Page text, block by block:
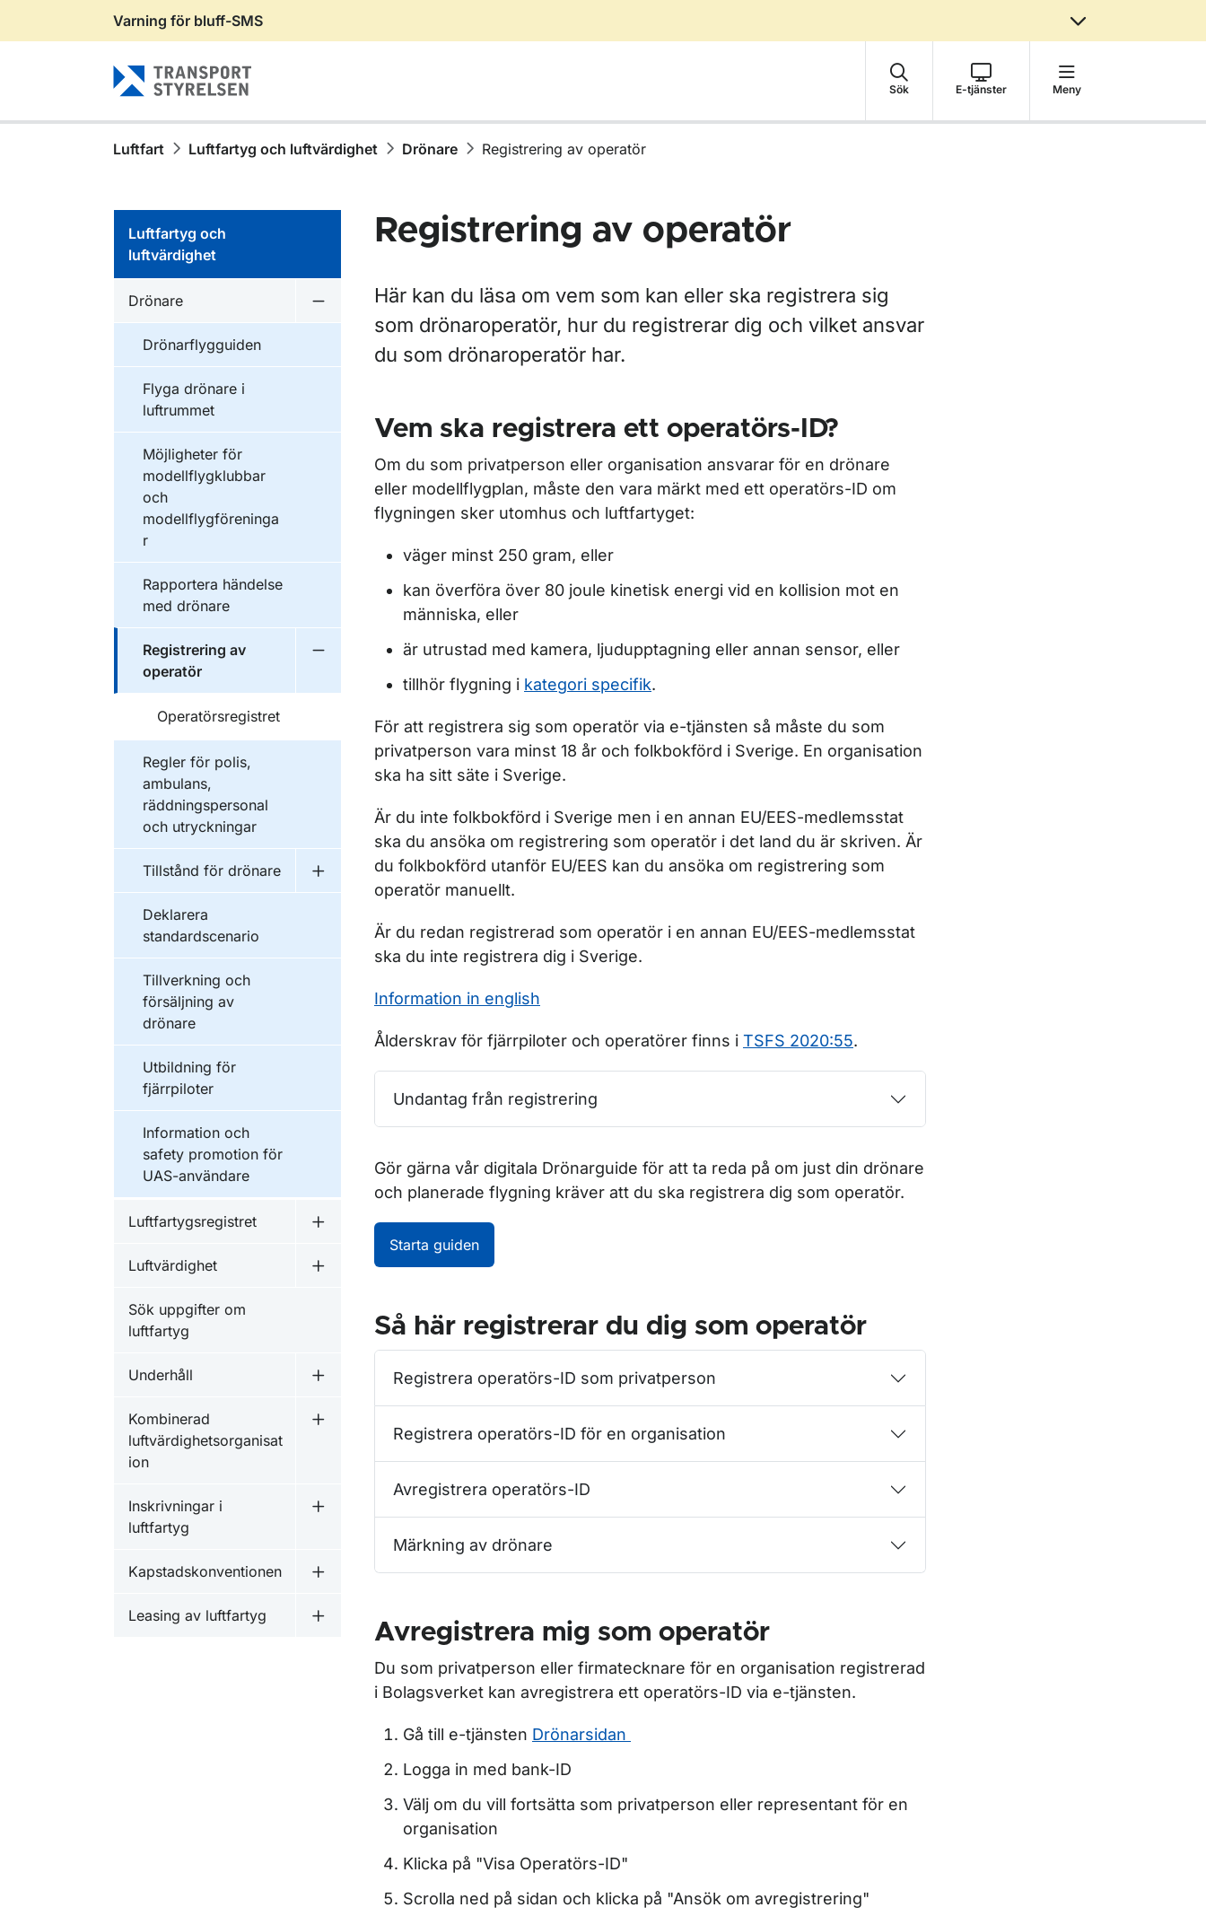
Gå till sidans innehåll
Varning för bluff-SMS
Sök E-tjänster Meny
Luftfart Luftfartyg och luftvärdighet Drönare Registrering av operatör
Luftfartyg och
luftvärdighet
Drönare
Drönarflygguiden
Flyga drönare i
luftrummet
Möjligheter för
modellflygklubbar
och
modellflygföreninga
r
Rapportera händelse
med drönare
Registrering av
operatör
Undermeny för Registrering av operatör
Operatörsregistret
Regler för polis,
ambulans,
räddningspersonal
och utryckningar
Tillstånd för drönare
Undermeny för Tillstånd för drönare
Deklarera
standardscenario
Tillverkning och
försäljning av
drönare
Utbildning för
fjärrpiloter
Information och
safety promotion för
UAS-användare
Luftfartygsregistret
Undermeny för Luftfartygsregistret
Luftvärdighet
Undermeny för Luftvärdighet
Sök uppgifter om
luftfartyg
Underhåll
Undermeny för Underhåll
Kombinerad
luftvärdighetsorganisat
ion
Undermeny för Kombinerad luftvärdighetsorganisation
Inskrivningar i
luftfartyg
Undermeny för Inskrivningar i luftfartyg
Kapstadskonventionen
Undermeny för Kapstadskonventionen
Leasing av luftfartyg
Undermeny för Leasing av luftfartyg
Registrering av operatör
Här kan du läsa om vem som kan eller ska registrera sig
som drönaroperatör, hur du registrerar dig och vilket ansvar
du som drönaroperatör har.
Vem ska registrera ett operatörs-ID?
Om du som privatperson eller organisation ansvarar för en drönare
eller modellflygplan, måste den vara märkt med ett operatörs-ID om
flygningen sker utomhus och luftfartyget:
väger minst 250 gram, eller
kan överföra över 80 joule kinetisk energi vid en kollision mot en
människa, eller
är utrustad med kamera, ljudupptagning eller annan sensor, eller
tillhör flygning i kategori specifik.
För att registrera sig som operatör via e-tjänsten så måste du som
privatperson vara minst 18 år och folkbokförd i Sverige. En organisation
ska ha sitt säte i Sverige.
Är du inte folkbokförd i Sverige men i en annan EU/EES-medlemsstat
ska du ansöka om registrering som operatör i det land du är skriven. Är
du folkbokförd utanför EU/EES kan du ansöka om registrering som
operatör manuellt.
Är du redan registrerad som operatör i en annan EU/EES-medlemsstat
ska du inte registrera dig i Sverige.
Information in english
Ålderskrav för fjärrpiloter och operatörer finns i TSFS 2020:55.
Undantag från registrering
Gör gärna vår digitala Drönarguide för att ta reda på om just din drönare
och planerade flygning kräver att du ska registrera dig som operatör.
Starta guiden
Så här registrerar du dig som operatör
Registrera operatörs-ID som privatperson
Registrera operatörs-ID för en organisation
Avregistrera operatörs-ID
Märkning av drönare
Avregistrera mig som operatör
Du som privatperson eller firmatecknare för en organisation registrerad
i Bolagsverket kan avregistrera ett operatörs-ID via e-tjänsten.
Gå till e-tjänsten Drönarsidan
Logga in med bank-ID
Välj om du vill fortsätta som privatperson eller representant för en
organisation
Klicka på "Visa Operatörs-ID"
Scrolla ned på sidan och klicka på "Ansök om avregistrering"